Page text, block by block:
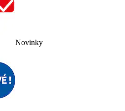
Novinky